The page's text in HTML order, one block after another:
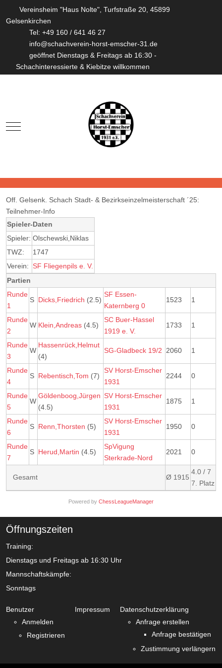
Vereinsheim "Haus Nolte", Turfstraße 20, 45899
Gelsenkirchen
Tel: +49 160 / 641 46 27
info@schachverein-horst-emscher-31.de
geöffnet Dienstags & Freitags ab 16:30 -
Schachinteressierte & Kiebitze willkommen
Mobile Menu Toggle
Off. Gelsenk. Schach Stadt- & Bezirkseinzelmeisterschaft ´25:
Teilnehmer-Info
Spieler-Daten
Spieler: Olschewski,Niklas
TWZ:
1747
Verein:
SF Fliegenpils e. V.
Partien
Runde
1
S Dicks,Friedrich (2.5)
SF Essen-
Katernberg 0
1523 1
Runde
2
W Klein,Andreas (4.5)
SC Buer-Hassel
1919 e. V.
1733 1
Runde
3
W
Hassenrück,Helmut
(4)
SG-Gladbeck 19/2 2060 1
Runde
4
S Rebentisch,Tom (7)
SV Horst-Emscher
1931
2244 0
Runde
5
W
Göldenboog,Jürgen
(4.5)
SV Horst-Emscher
1931
1875 1
Runde
6
S Renn,Thorsten (5)
SV Horst-Emscher
1931
1950 0
Runde
7
S Herud,Martin (4.5)
SpVigung
Sterkrade-Nord
2021 0
Gesamt Ø 1915
4.0 / 7
7. Platz
Powered by ChessLeagueManager
Öffnungszeiten
Training:
Dienstags und Freitags ab 16:30 Uhr
Mannschaftskämpfe:
Sonntags
Benutzer
Anmelden
Registrieren
Impressum
Datenschutzerklärung
Anfrage erstellen
Anfrage bestätigen
Zustimmung verlängern